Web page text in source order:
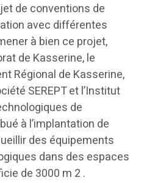
de conventions de
avec différentes
à bien ce projet,
de Kasserine, le
Régional de Kasserine,
SEREPT et l’Institut
de
à l’implantation de
des équipements
dans des espaces
de 3000 m 2 .